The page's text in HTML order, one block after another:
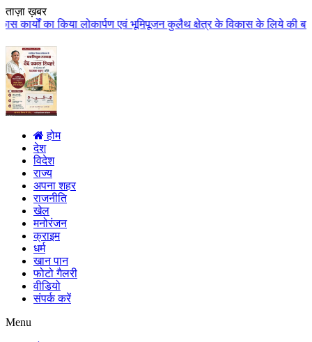
ताज़ा ख़बर
एवं भूमिपूजन कुलैथ क्षेत्र के विकास के लिये की बड़ी-बड़ी सौगातों की
होम
देश
विदेश
राज्य
अपना शहर
राजनीति
खेल
मनोरंजन
क्राइम
धर्म
खान पान
फोटो गैलरी
वीडियो
संपर्क करें
Menu